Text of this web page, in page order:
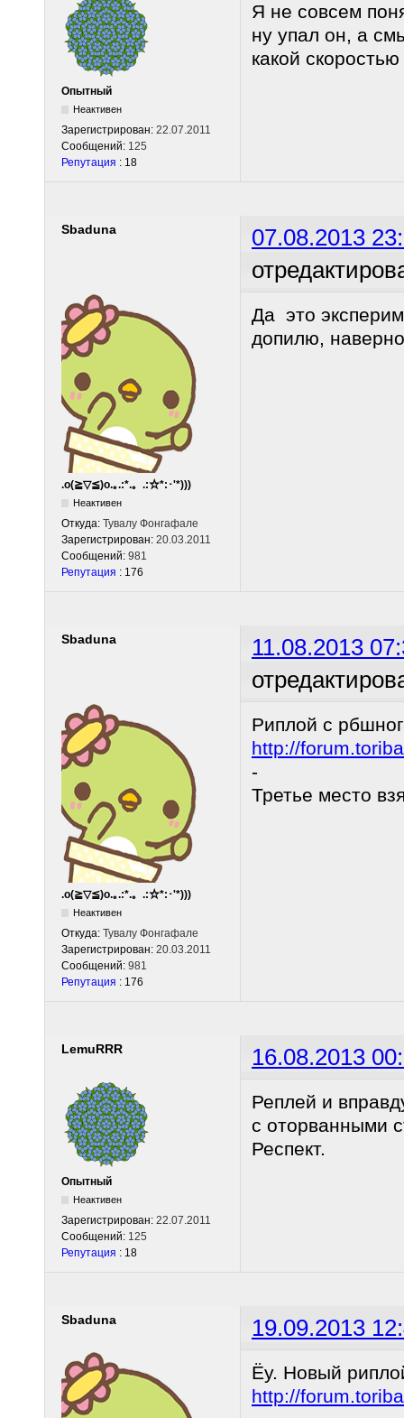
Опытный
Неактивен
Зарегистрирован: 22.07.2011
Сообщений: 125
Репутация : 18
Я не совсем
ну упал он, а
какой
Sbaduna
07.08.2013
.o(≧▽≦)o.｡.:*.。.:☆*:･'*)))
Неактивен
Откуда: Тувалу Фонгафале
Зарегистрирован: 20.03.2011
Сообщений: 981
Репутация : 176
Да это
допилю,
Sbaduna
11.08.2013
.o(≧▽≦)o.｡.:*.。.:☆*:･'*)))
Неактивен
Откуда: Тувалу Фонгафале
Зарегистрирован: 20.03.2011
Сообщений: 981
Репутация : 176
Риплой с
http://
-
Третье место
LemuRRR 16.08.2013
Опытный
Неактивен
Зарегистрирован: 22.07.2011
Сообщений: 125
Репутация : 18
Реплей и
с оторванными
Респект.
Sbaduna 19.09.2013
Ёу. Новый
http://